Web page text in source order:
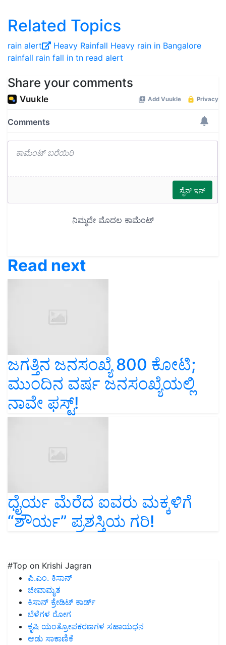
Related Topics
rain alert Heavy Rainfall Heavy rain in Bangalore
rainfall rain fall in tn read alert
Share your comments
Read next
ಜಗತ್ತಿನ ಜನಸಂಖ್ಯೆ 800 ಕೋಟಿ;
ಮುಂದಿನ ವರ್ಷ ಜನಸಂಖ್ಯೆಯಲ್ಲಿ
ನಾವೇ ಫಸ್ಟ್‌!
ಧೈರ್ಯ ಮೆರೆದ ಐವರು ಮಕ್ಕಳಿಗೆ
“ಶೌರ್ಯ” ಪ್ರಶಸ್ತಿಯ ಗರಿ!
#Top on Krishi Jagran
ಪಿ.ಎಂ. ಕಿಸಾನ್
ಜೀವಾಮೃತ
ಕಿಸಾನ್ ಕ್ರೇಡಿಟ್ ಕಾರ್ಡ್
ಬೆಳೆಗಳ ರೋಗ
ಕೃಷಿ ಯಂತ್ರೋಪಕರಣಗಳ ಸಹಾಯಧನ
ಆಡು ಸಾಕಾಣಿಕೆ